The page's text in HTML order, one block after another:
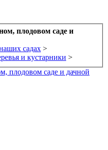
плодовом саде и
садах >
и кустарники >